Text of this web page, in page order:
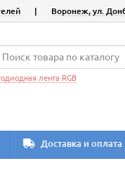
| Воронеж, ул.
лента RGB
Доставка и оплата